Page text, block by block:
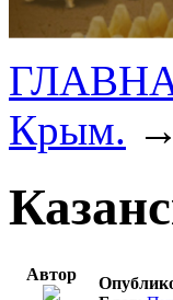
Крым. →
Автор